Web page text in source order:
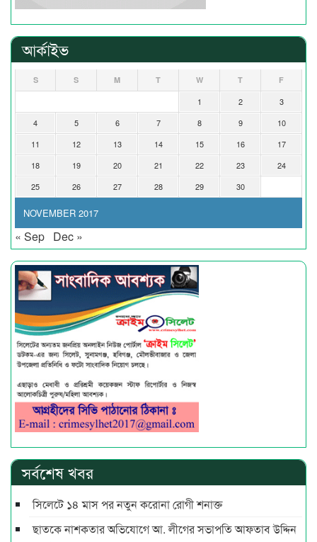
আর্কাইভ
NOVEMBER 2017
S S M T W T F
1 2
3
4
5 6 7 8 9
10
11
12 13 14 15 16
17
18
19 20 21 22 23
24
25
26 27 28 29 30
« Sep Dec »
সর্বশেষ খবর
সিলেটে ১৪ মাস পর নতুন করোনা রোগী শনাক্ত
ছাতকে নাশকতার অভিযোগে আ. লীগের সভাপ‌তি আফতাব উদ্দিন